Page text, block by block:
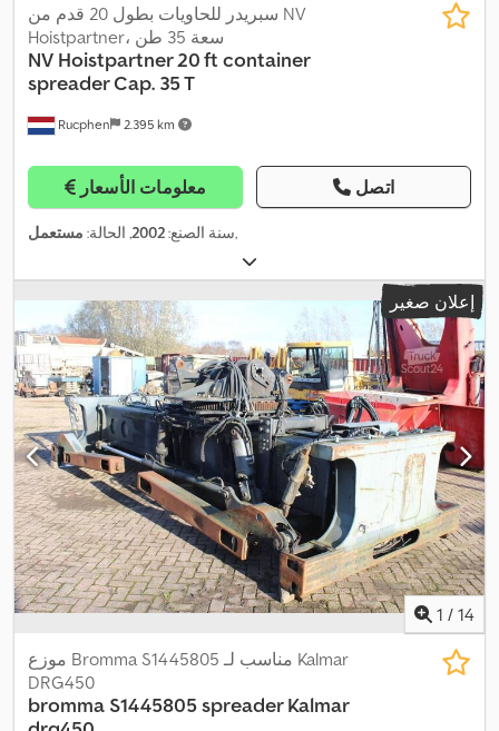
Rucphen 2.395 km
سبريدر للحاويات بطول 20 قدم من NV
Hoistpartner، سعة 35 طن
NV Hoistpartner 20 ft container
spreader Cap. 35 T
معلومات الأسعار اتصل
سنة الصنع:2002, الحالة: مستعمل ,
إعلان صغير
1 / 14
موزع Bromma S1445805 مناسب لـ Kalmar
DRG450
bromma S1445805 spreader Kalmar